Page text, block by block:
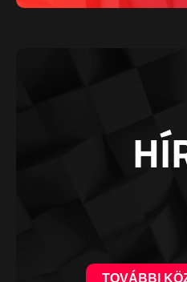
TOVÁBBI